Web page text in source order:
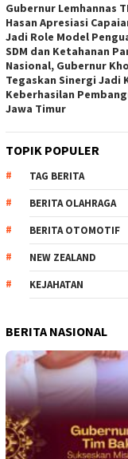
Gubernur Lemhannas
Hasan Apresiasi
Jadi Role Model
SDM dan Ketahanan
Nasional, Gubernur
Tegaskan Sinergi Jadi
Keberhasilan
Jawa Timur
TOPIK POPULER
TAG BERITA
BERITA OLAHRAGA
BERITA OTOMOTIF
NEW ZEALAND
KEJAHATAN
BERITA NASIONAL